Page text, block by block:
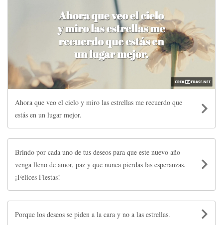
Ahora que veo el cielo y miro las estrellas me recuerdo que
estás en un lugar mejor.
Brindo por cada uno de tus deseos para que este nuevo año
venga lleno de amor, paz y que nunca pierdas las esperanzas.
¡Felices Fiestas!
Porque los deseos se piden a la cara y no a las estrellas.